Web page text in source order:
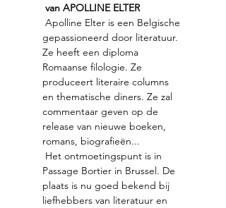
van APOLLINE ELTER
gepassioneerd door literatuur.
Ze heeft een diploma
Romaanse filologie. Ze
produceert literaire columns
en thematische diners. Ze zal
commentaar geven op de
release van nieuwe boeken,
romans, biografieën...
Passage Bortier in Brussel. De
plaats is nu goed bekend bij
liefhebbers van literatuur en